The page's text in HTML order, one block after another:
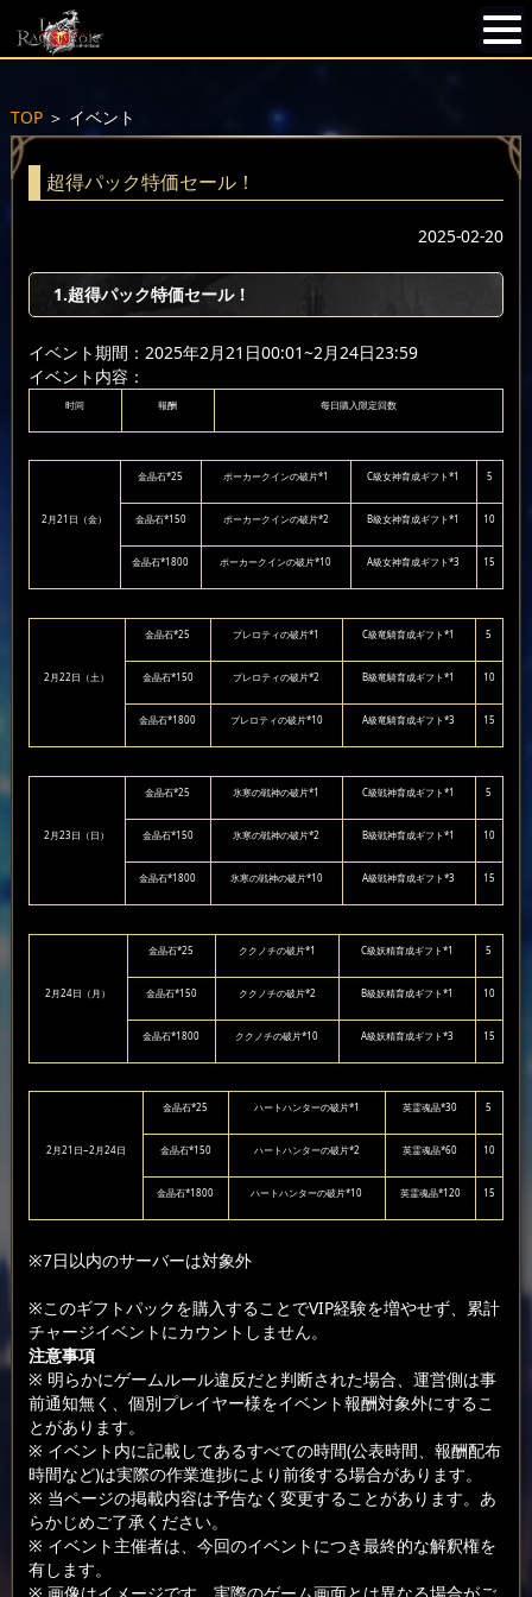
TOP＞ イベント
超得パック特価セール！
2025-02-20
1.超得パック特価セール！
イベント期間：2025年2月21日00:01~2月24日23:59
イベント内容：
时间 報酬 每日購入限定回数
2月21日（金）
金晶石*25 ポーカークインの破片*1 C級女神育成ギフト*1 5
金晶石*150 ポーカークインの破片*2 B級女神育成ギフト*1 10
金晶石*1800 ポーカークインの破片*10 A級女神育成ギフト*3 15
2月22日（土）
金晶石*25 プレロティの破片*1 C級竜騎育成ギフト*1 5
金晶石*150 プレロティの破片*2 B級竜騎育成ギフト*1 10
金晶石*1800 プレロティの破片*10 A級竜騎育成ギフト*3 15
2月23日（日）
金晶石*25 氷寒の戦神の破片*1 C級戦神育成ギフト*1 5
金晶石*150 氷寒の戦神の破片*2 B級戦神育成ギフト*1 10
金晶石*1800 氷寒の戦神の破片*10 A級戦神育成ギフト*3 15
2月24日（月）
金晶石*25 ククノチの破片*1 C級妖精育成ギフト*1 5
金晶石*150 ククノチの破片*2 B級妖精育成ギフト*1 10
金晶石*1800 ククノチの破片*10 A級妖精育成ギフト*3 15
2月21日~2月24日
金晶石*25 ハートハンターの破片*1 英霊魂晶*30 5
金晶石*150 ハートハンターの破片*2 英霊魂晶*60 10
金晶石*1800 ハートハンターの破片*10 英霊魂晶*120 15
※7日以内のサーバーは対象外
※このギフトパックを購入することでVIP経験を増やせず、累計
チャージイベントにカウントしません。
注意事項
※ 明らかにゲームルール違反だと判断された場合、運営側は事
前通知無く、個別プレイヤー様をイベント報酬対象外にするこ
とがあります。
※ イベント内に記載してあるすべての時間(公表時間、報酬配布
時間など)は実際の作業進捗により前後する場合があります。
※ 当ページの掲載内容は予告なく変更することがあります。あ
らかじめご了承ください。
※ イベント主催者は、今回のイベントにつき最終的な解釈権を
有します。